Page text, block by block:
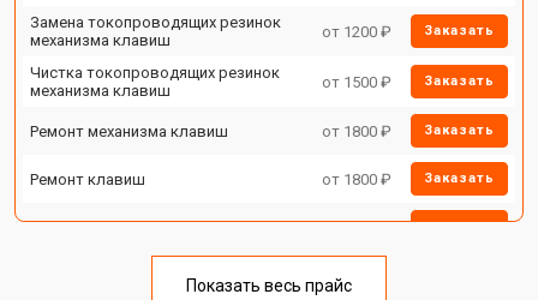
Замена токопроводящих резинок
механизма клавиш
от 1200 ₽ Заказать
Чистка токопроводящих резинок
механизма клавиш
от 1500 ₽ Заказать
Ремонт механизма клавиш от 1800 ₽ Заказать
Ремонт клавиш от 1800 ₽ Заказать
Замена клавиш и уплотнителей от 1200 ₽ Заказать
от 1500 ₽
Показать весь прайс